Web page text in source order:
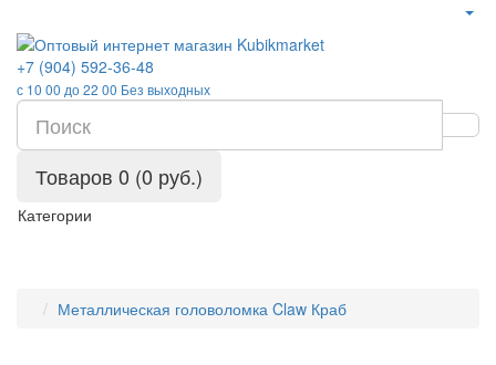
+7 (904) 592-36-48
с 10 00 до 22 00 Без выходных
Товаров 0 (0 руб.)
Категории
Металлическая головоломка Claw Краб